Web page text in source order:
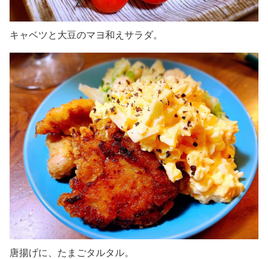
キャベツと大豆のマヨ和えサラダ。
唐揚げに、たまごタルタル。